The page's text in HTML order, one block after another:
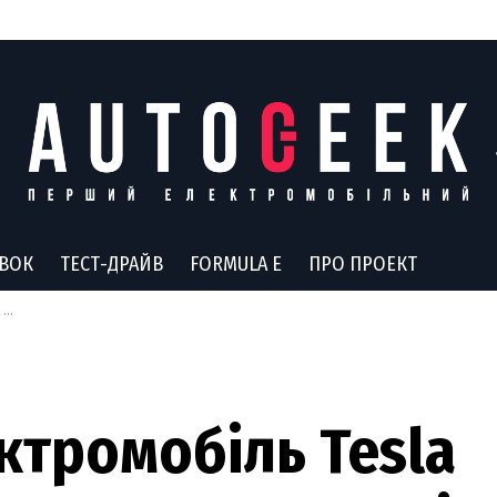
ТЕСТ-ДРАЙВ FORMULA E ПРО ПРОЕКТ
Tesla